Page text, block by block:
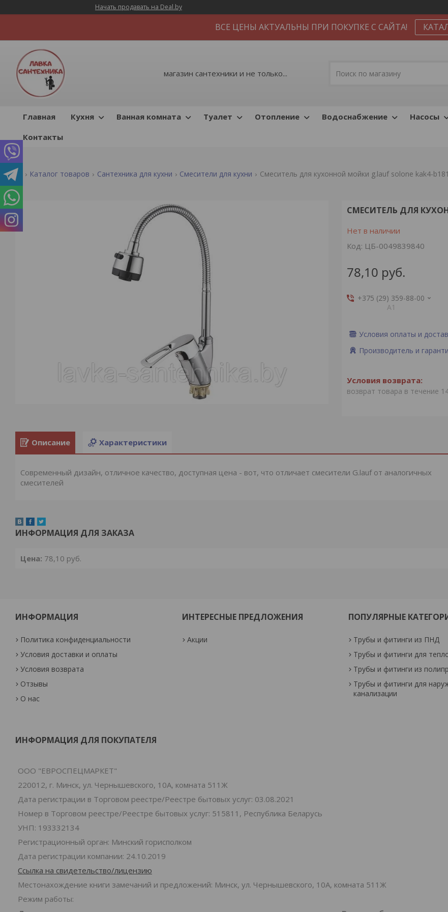
Начать продавать на Deal.by
ВСЕ ЦЕНЫ АКТУАЛЬНЫ ПРИ ПОКУПКЕ С САЙТА!
магазин сантехники и не только...
Главная Кухня Ванная комната Туалет Отопление Водоснабжение Насосы
Контакты
Каталог товаров Сантехника для кухни Смесители для кухни Смеситель для кухонной мойки g.lauf solone kak4-b181
СМЕСИТЕЛЬ ДЛЯ
Нет в наличии
Код: ЦБ-0049839840
78,10 руб.
+375 (29) 359-88-00
А1
Условия оплаты и
Производитель и
возврат товара в течение
Описание Характеристики
Современный дизайн, отличное качество, доступная цена - вот, что отличает смесители G.lauf от аналогичных
смесителей
ИНФОРМАЦИЯ ДЛЯ ЗАКАЗА
Цена: 78,10 руб.
ИНФОРМАЦИЯ
Политика конфиденциальности
Условия доставки и оплаты
Условия возврата
Отзывы
О нас
ИНТЕРЕСНЫЕ ПРЕДЛОЖЕНИЯ
Акции
ПОПУЛЯРНЫЕ
Трубы и фитинги из ПНД
Трубы и фитинги для
Трубы и фитинги из
Трубы и фитинги для
канализации
ИНФОРМАЦИЯ ДЛЯ ПОКУПАТЕЛЯ
ООО "ЕВРОСПЕЦМАРКЕТ"
220012, г. Минск, ул. Чернышевского, 10А, комната 511Ж
Дата регистрации в Торговом реестре/Реестре бытовых услуг: 03.08.2021
Номер в Торговом реестре/Реестре бытовых услуг: 515811, Республика Беларусь
УНП: 193332134
Регистрационный орган: Минский горисполком
Дата регистрации компании: 24.10.2019
Ссылка на свидетельство/лицензию
Местонахождение книги замечаний и предложений: Минск, ул. Чернышевского, 10А, комната 511Ж
Режим работы: